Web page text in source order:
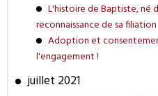
L'histoire de Baptiste, né
reconnaissance de sa filiation
Adoption et
l'engagement !
juillet 2021